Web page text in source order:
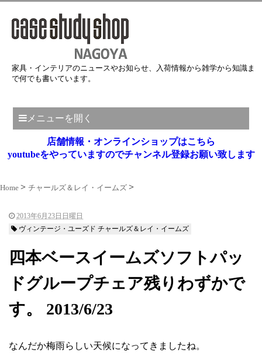
家具・インテリアのニュースやお知らせ、入荷情報から雑学から知識ま
で何でも書いています。
メニューを開く
店舗情報・オンラインショップはこちら
youtubeをやっていますのでチャンネル登録お願い致します
Home チャールズ＆レイ・イームズ
2013年6月23日日曜日
ヴィンテージ・ユーズド チャールズ＆レイ・イームズ
四本ベースイームズソフトパッ
ドグループチェア残りわずかで
す。 2013/6/23
なんだか梅雨らしい天候になってきましたね。